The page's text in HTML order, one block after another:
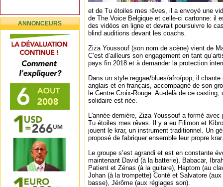
ANNONCEURS
et de Tu étoiles mes rêves, il a envoyé une
de The Voice Belgique et celle-ci cartonne: il
des vidéos en ligne et devrait poursuivre le
blind auditions devant les coachs.
Ziza Youssouf (son nom de scène) vient de
C’est d’ailleurs son engagement en tant
pays fin 2018 et à demander la protection
Dans un style reggae/blues/afro/pop, il
anglais et en français, accompagné de son
le Centre Croix-Rouge. Au-delà de ce
solidaire est née.
L'année dernière, Ziza Youssouf a formé
Tu étoiles mes rêves. Il y a eu Filimon et
jouent le krar, un instrument traditionnel. Un
proposé de fabriquer ensemble leur propre krar.
Le groupe s’est agrandi et est en constante
maintenant David (à la batterie), Babacar,
Patient et Zénas (à la guitare), Haptom (au
Johan (à la trompette) Conté et Salvatore
basse), Jérôme (aux réglages son).